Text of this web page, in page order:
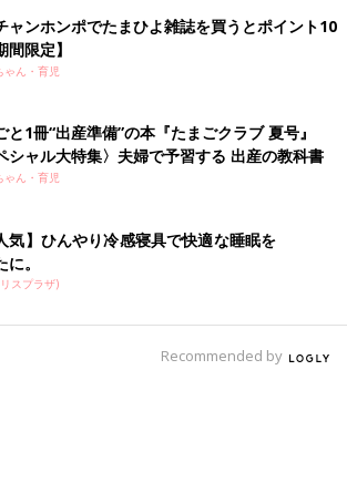
ャンホンポでたまひよ雑誌を買うとポイント10
間限定】
ゃん・育児
と1冊“出産準備”の本『たまごクラブ 夏号』
シャル大特集〉夫婦で予習する 出産の教科書
ゃん・育児
気】ひんやり冷感寝具で快適な睡眠を
。
スプラザ)
Recommended by